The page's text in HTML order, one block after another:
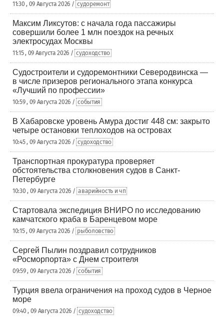
11:30 , 09 Августа 2026 / судоремонт
Максим Ликсутов: с начала года пассажиры
совершили более 1 млн поездок на речных
электросудах Москвы
11:15 , 09 Августа 2026 / судоходство
Судостроители и судоремонтники Северодвинска —
в числе призеров регионального этапа конкурса
«Лучший по профессии»
10:59 , 09 Августа 2026 / события
В Хабаровске уровень Амура достиг 448 см: закрыто
четыре остановки теплоходов на островах
10:45 , 09 Августа 2026 / судоходство
Транспортная прокуратура проверяет
обстоятельства столкновения судов в Санкт-
Петербурге
10:30 , 09 Августа 2026 / аварийность и чп
Стартовала экспедиция ВНИРО по исследованию
камчатского краба в Баренцевом море
10:15 , 09 Августа 2026 / рыболовство
Сергей Пылин поздравил сотрудников
«Росморпорта» с Днем строителя
09:59 , 09 Августа 2026 / события
Турция ввела ограничения на проход судов в Черное
море
09:40 , 09 Августа 2026 / судоходство